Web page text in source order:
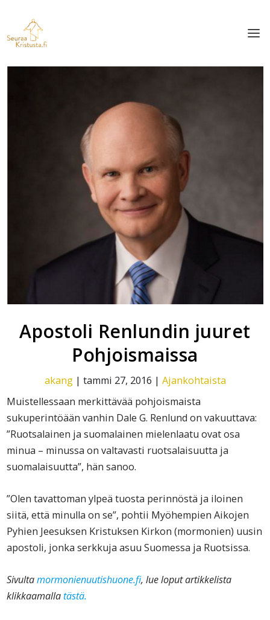
Apostoli Renlundin juuret
Pohjoismaissa
akang| tammi 27, 2016 | Ajankohtaista
Muistellessaan merkittävää pohjoismaista
sukuperintöään vanhin Dale G. Renlund on vakuuttava:
”Ruotsalainen ja suomalainen mielenlaatu ovat osa
minua – minussa on valtavasti ruotsalaisuutta ja
suomalaisuutta”, hän sanoo.
”Olen tavattoman ylpeä tuosta perinnöstä ja iloinen
siitä, että minulla on se”, pohtii Myöhempien Aikojen
Pyhien Jeesuksen Kristuksen Kirkon (mormonien) uusin
apostoli, jonka serkkuja asuu Suomessa ja Ruotsissa.
Sivultamormonienuutishuone.fi, lue loput artikkelista
klikkaamallatästä.